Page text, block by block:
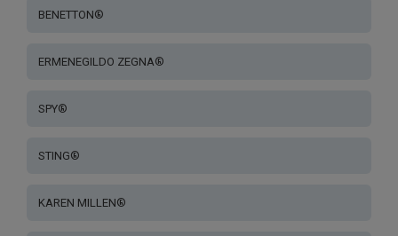
BENETTON®
ERMENEGILDO ZEGNA®
SPY®
STING®
KAREN MILLEN®